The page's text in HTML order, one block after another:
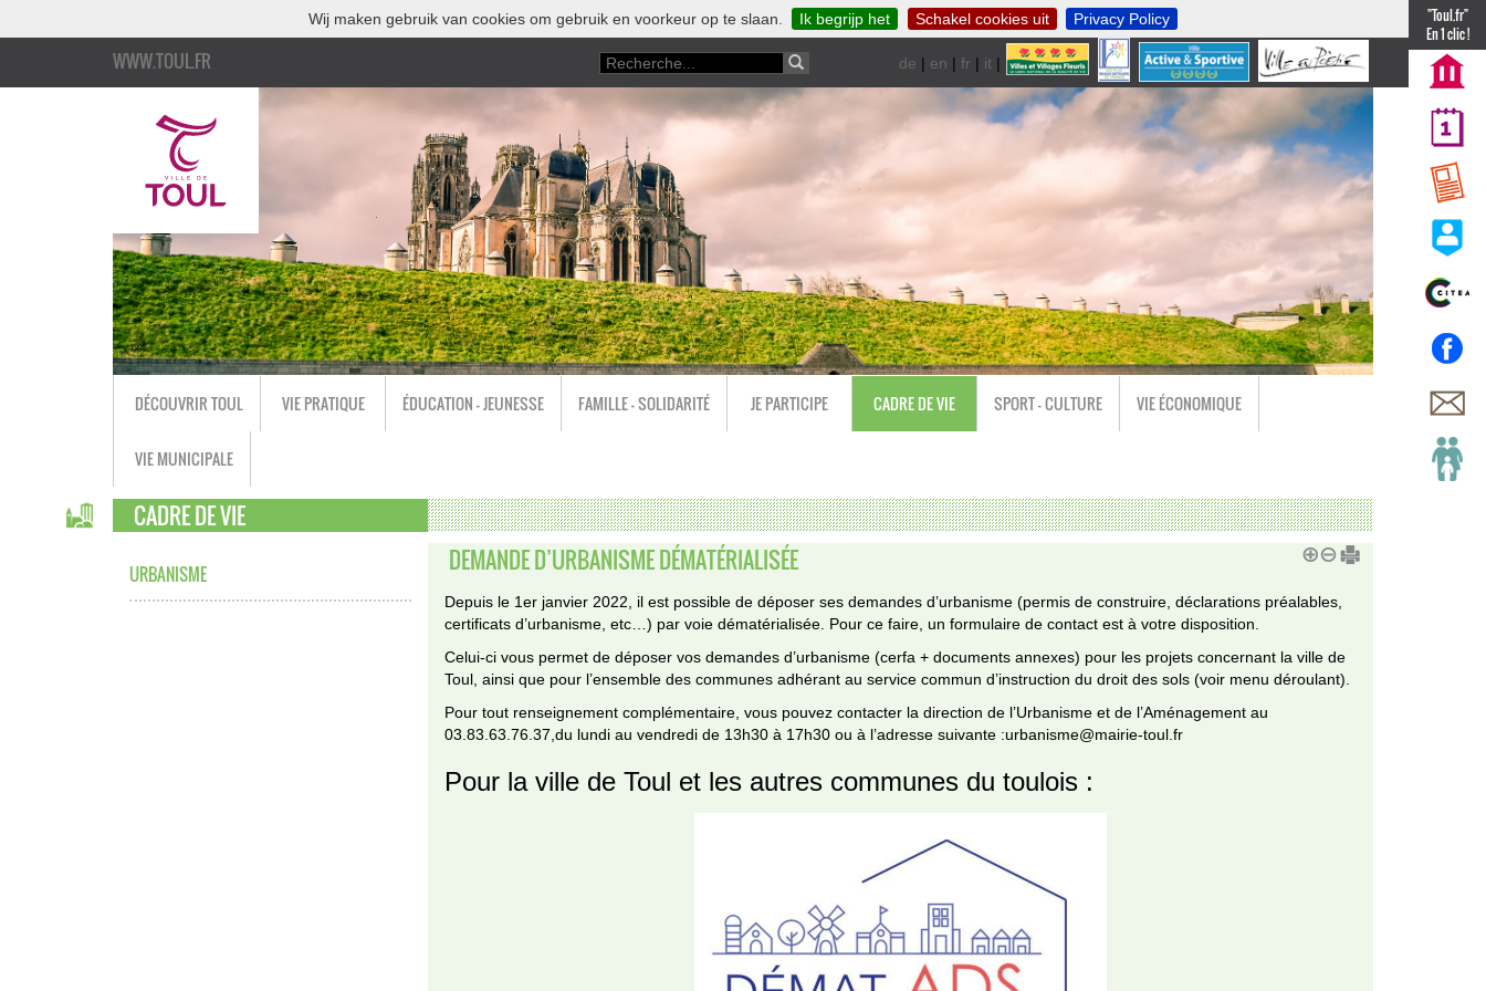
Wij maken gebruik van cookies om gebruik en voorkeur op te slaan. Ik begrijp het Schakel cookies uit Privacy Policy
WWW.TOUL.FR de | en | fr | it | nl
"Toul.fr"
En 1 clic !
DÉCOUVRIR TOUL VIE PRATIQUE ÉDUCATION - JEUNESSE FAMILLE - SOLIDARITÉ JE PARTICIPE CADRE DE VIE SPORT - CULTURE VIE ÉCONOMIQUE
VIE MUNICIPALE
CADRE DE VIE
URBANISME DEMANDE D’URBANISME DÉMATÉRIALISÉE
Depuis le 1er janvier 2022, il est possible de déposer ses demandes d’urbanisme (permis de construire, déclarations préalables,
certificats d’urbanisme, etc…) par voie dématérialisée. Pour ce faire, un formulaire de contact est à votre disposition.
Celui-ci vous permet de déposer vos demandes d’urbanisme (cerfa + documents annexes) pour les projets concernant la ville de
Toul, ainsi que pour l’ensemble des communes adhérant au service commun d’instruction du droit des sols (voir menu déroulant).
Pour tout renseignement complémentaire, vous pouvez contacter la direction de l’Urbanisme et de l’Aménagement au
03.83.63.76.37,du lundi au vendredi de 13h30 à 17h30 ou à l’adresse suivante :urbanisme@mairie-toul.fr
Pour la ville de Toul et les autres communes du toulois :